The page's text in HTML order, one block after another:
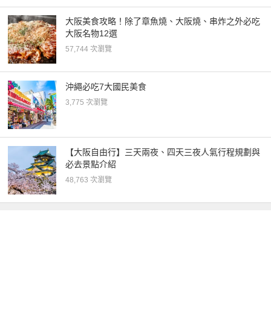
大阪美食攻略！除了章魚燒、大阪燒、串炸之外必吃
大阪名物12選
57,744 次瀏覽
沖繩必吃7大國民美食
3,775 次瀏覽
【大阪自由行】三天兩夜、四天三夜人氣行程規劃與
必去景點介紹
48,763 次瀏覽